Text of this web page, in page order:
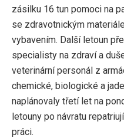
zásilku 16 tun pomoci na
se zdravotnickým
vybavením. Další letoun
specialisty na zdraví a
veterinární personál z
chemické, biologické a
naplánovaly třetí let na
letouny po návratu
práci.